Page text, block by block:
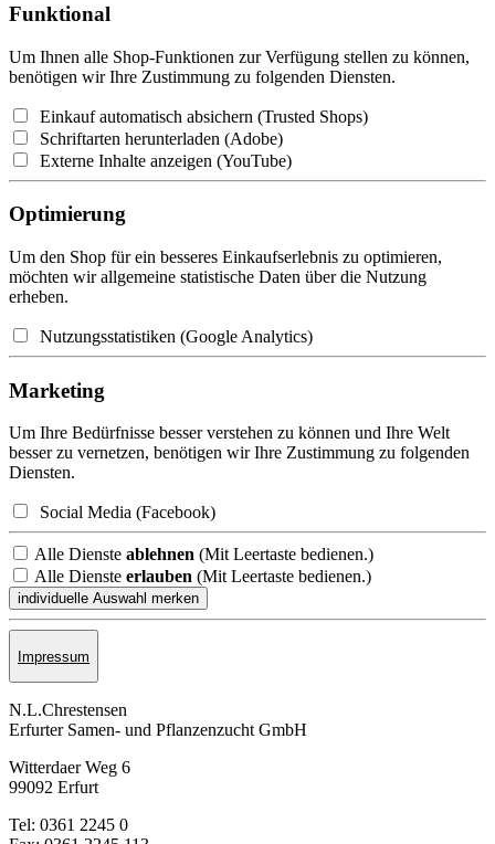
Funktional
Um Ihnen alle Shop-Funktionen zur Verfügung stellen zu können,
benötigen wir Ihre Zustimmung zu folgenden Diensten.
Einkauf automatisch absichern (Trusted Shops)
Schriftarten herunterladen (Adobe)
Externe Inhalte anzeigen (YouTube)
Optimierung
Um den Shop für ein besseres Einkaufserlebnis zu optimieren,
möchten wir allgemeine statistische Daten über die Nutzung
erheben.
Nutzungsstatistiken (Google Analytics)
Marketing
Um Ihre Bedürfnisse besser verstehen zu können und Ihre Welt
besser zu vernetzen, benötigen wir Ihre Zustimmung zu folgenden
Diensten.
Social Media (Facebook)
Alle Dienste ablehnen (Mit Leertaste bedienen.)
Alle Dienste erlauben (Mit Leertaste bedienen.)
Impressum
N.L.Chrestensen
Erfurter Samen- und Pflanzen­zucht GmbH
Witterdaer Weg 6
99092 Erfurt
Tel: 0361 2245 0